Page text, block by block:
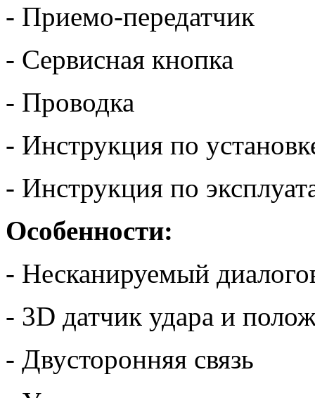
- Приемо-передатчик
- Сервисная кнопка
- Проводка
- Инструкция по
- Инструкция по
Особенности:
- Несканируемый
- 3D датчик удара и
- Двусторонняя связь